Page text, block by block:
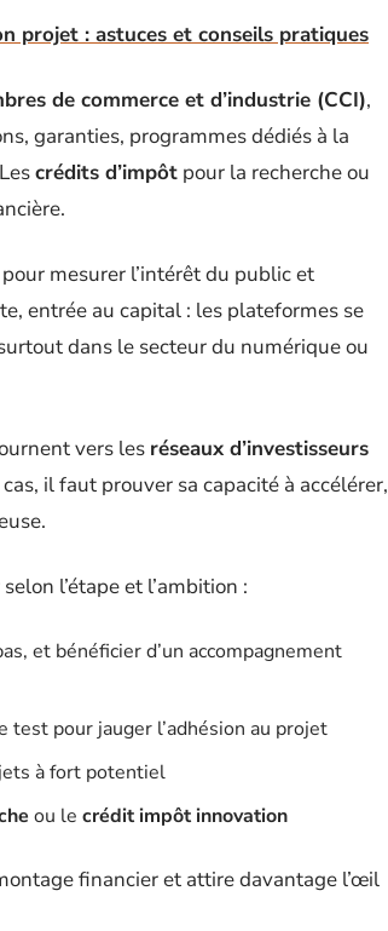
projet : astuces et conseils pratiques
de commerce et d’industrie (CCI),
garanties, programmes dédiés à la
crédits d’impôt pour la recherche ou
mesurer l’intérêt du public et
entrée au capital : les plateformes se
dans le secteur du numérique ou
vers les réseaux d’investisseurs
il faut prouver sa capacité à accélérer,
l’étape et l’ambition :
et bénéficier d’un accompagnement
pour jauger l’adhésion au projet
à fort potentiel
ou le crédit impôt innovation
financier et attire davantage l’œil